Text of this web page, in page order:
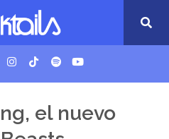
el nuevo